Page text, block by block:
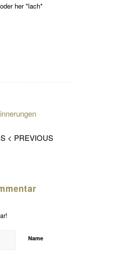
her *lach*
< PREVIOUS
Name